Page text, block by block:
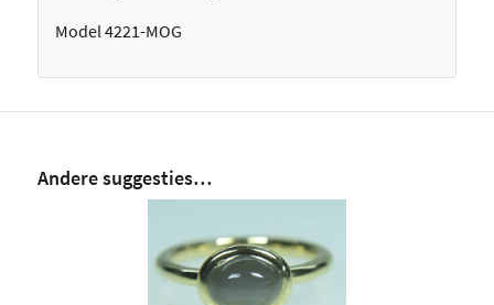
Model 4221-MOG
Andere suggesties…